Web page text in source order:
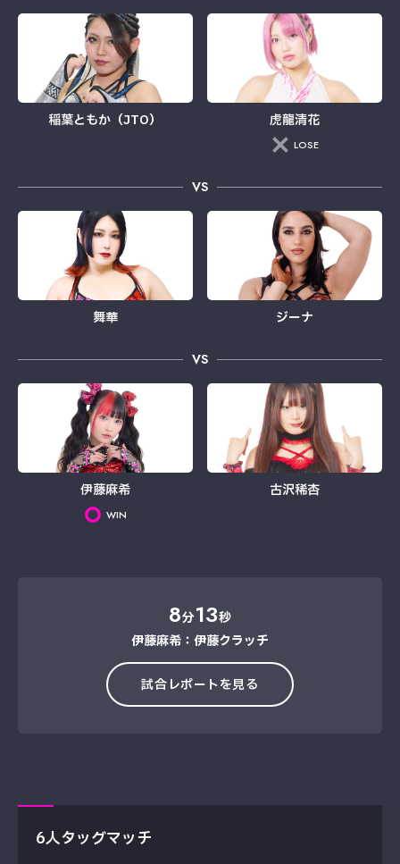
稲葉ともか（JTO） 虎龍清花
LOSE
VS
舞華 ジーナ
VS
伊藤麻希
WIN
古沢稀杏
8分13秒
伊藤麻希：伊藤クラッチ
試合レポートを見る
6人タッグマッチ